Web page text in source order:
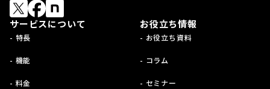
サービスについて
- 特長
- 機能
- 料金
お役立ち情報
- お役立ち資料
- コラム
- セミナー